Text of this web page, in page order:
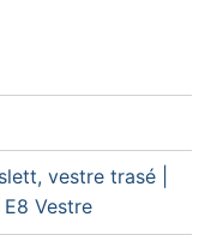
vestre trasé |
Vestre